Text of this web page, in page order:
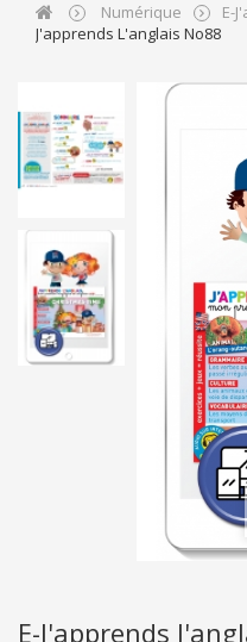
Numérique E-
J'apprends L'anglais No88
E-J'apprends